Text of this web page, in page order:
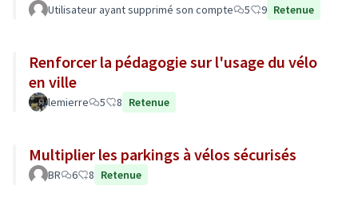
Utilisateur ayant supprimé son compte 5 9 Retenue
Renforcer la pédagogie sur l'usage du vélo
en ville
lemierre 5 8 Retenue
Multiplier les parkings à vélos sécurisés
BR 6 8 Retenue